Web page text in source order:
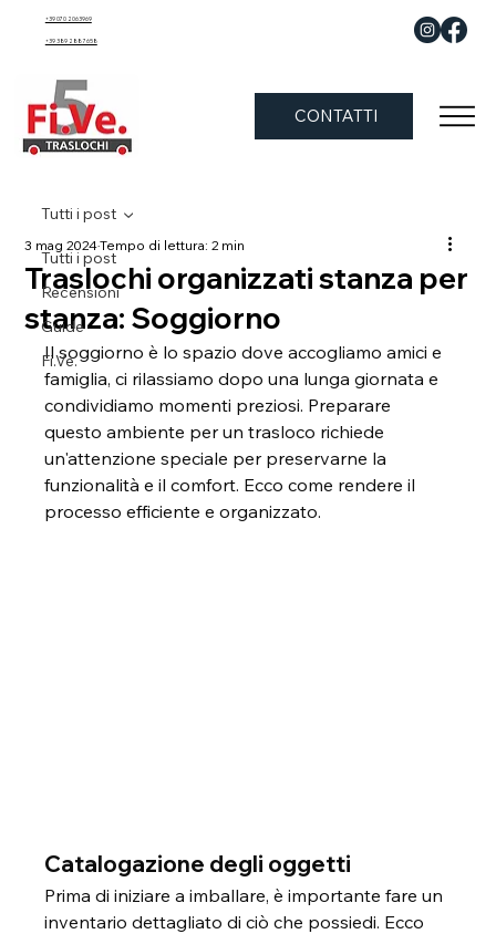
CONTATTI
+39 070 2063969
+39 389 288 7658
Tutti i post
Recensioni
Guide
Fi.Ve.
Tutti i post
Traslochi organizzati stanza per
stanza: Soggiorno
3 mag 2024Tempo di lettura: 2 min
Il soggiorno è lo spazio dove accogliamo amici e
famiglia, ci rilassiamo dopo una lunga giornata e
condividiamo momenti preziosi. Preparare
questo ambiente per un trasloco richiede
un'attenzione speciale per preservarne la
funzionalità e il comfort. Ecco come rendere il
processo efficiente e organizzato.
Catalogazione degli oggetti
Prima di iniziare a imballare, è importante fare un
inventario dettagliato di ciò che possiedi. Ecco